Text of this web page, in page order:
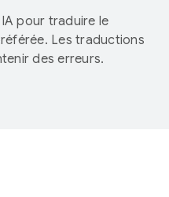
pour traduire le
Les traductions
des erreurs.